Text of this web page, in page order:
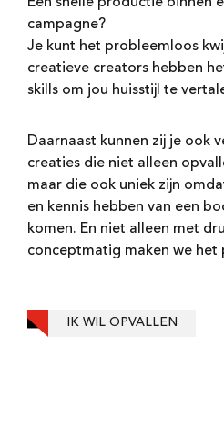
campagne?
Je kunt het probleemloos
creatieve creators hebben
skills om jou huisstijl te
Daarnaast kunnen zij je ook
creaties die niet alleen
maar die ook uniek zijn
en kennis hebben van een
komen. En niet alleen met
conceptmatig maken we het
IK WIL OPVALLEN